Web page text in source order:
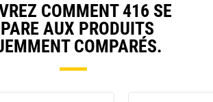
COMMENT 416 SE
AUX PRODUITS
COMPARÉS.